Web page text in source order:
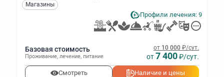
Магазины
Профили лечения: 9
Базовая стоимость
Проживание, лечение, питание
от 10 000 ₽/сут.
от7 400₽/сут.
Смотреть Наличие и цены